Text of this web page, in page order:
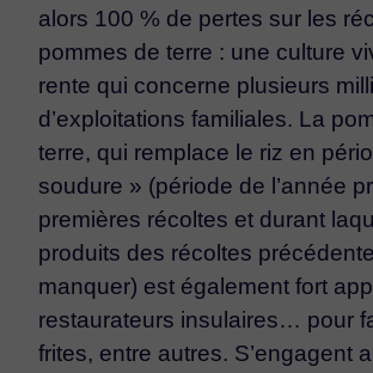
alors 100 % de pertes sur les
pommes de terre : une culture
rente qui concerne plusieurs
d’exploitations familiales. La
terre, qui remplace le riz en
soudure » (période de l’année
premières récoltes et durant
produits des récoltes
manquer) est également fort
restaurateurs insulaires… pour
frites, entre autres. S’engagent